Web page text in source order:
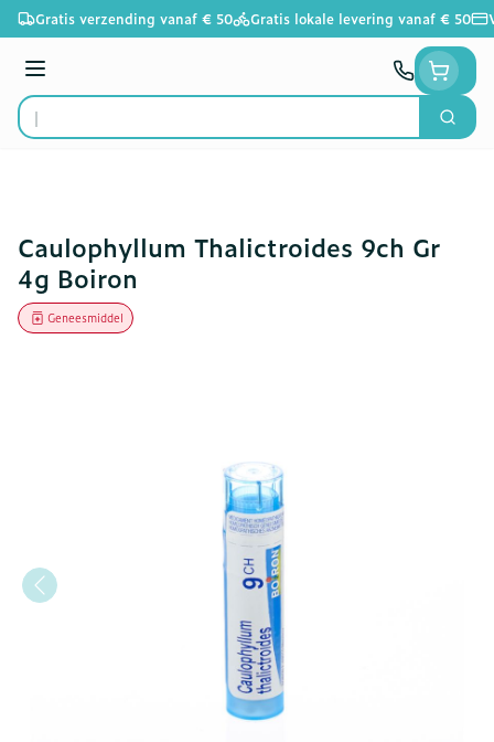
Ga naar de inhoud
Gratis verzending vanaf € 50 Gratis lokale levering vanaf € 50
Menu
Product, merk, categorie...
Zoek
Caulophyllum Thalictroides 9ch Gr
4g Boiron
Geneesmiddel